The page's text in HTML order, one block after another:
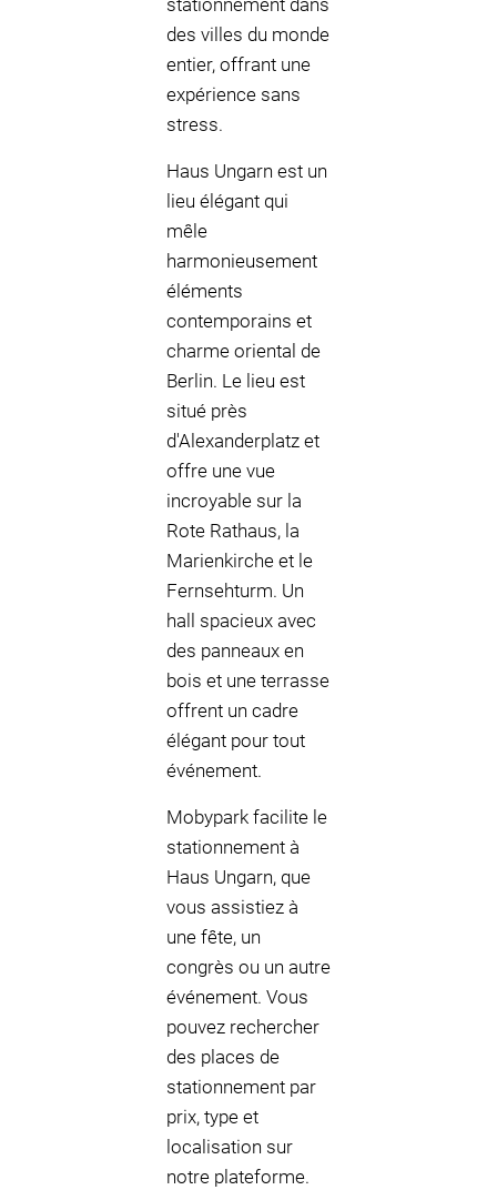
stationnement dans
des villes du monde
entier, offrant une
expérience sans
stress.
Haus Ungarn est un
lieu élégant qui
mêle
harmonieusement
éléments
contemporains et
charme oriental de
Berlin. Le lieu est
situé près
d'Alexanderplatz et
offre une vue
incroyable sur la
Rote Rathaus, la
Marienkirche et le
Fernsehturm. Un
hall spacieux avec
des panneaux en
bois et une terrasse
offrent un cadre
élégant pour tout
événement.
Mobypark facilite le
stationnement à
Haus Ungarn, que
vous assistiez à
une fête, un
congrès ou un autre
événement. Vous
pouvez rechercher
des places de
stationnement par
prix, type et
localisation sur
notre plateforme.